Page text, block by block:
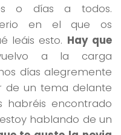
o días a todos.
en el que os
leáis esto. Hay que
a la carga
días alegremente
de un tema delante
encontrado
hablando de un